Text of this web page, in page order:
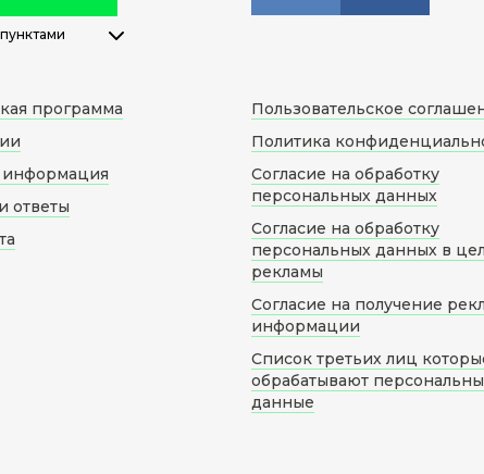
программа
информация
ответы
Пользовательское
Политика
Согласие на обработку
персональных данных
Согласие на обработку
персональных данных в
рекламы
Согласие на получение
информации
Список третьих лиц
обрабатывают
данные